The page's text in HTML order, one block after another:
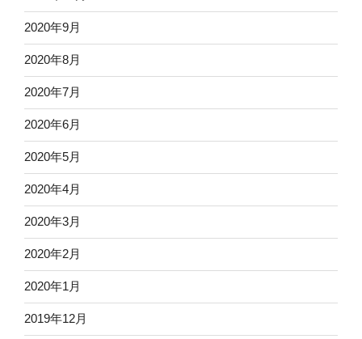
2020年9月
2020年8月
2020年7月
2020年6月
2020年5月
2020年4月
2020年3月
2020年2月
2020年1月
2019年12月